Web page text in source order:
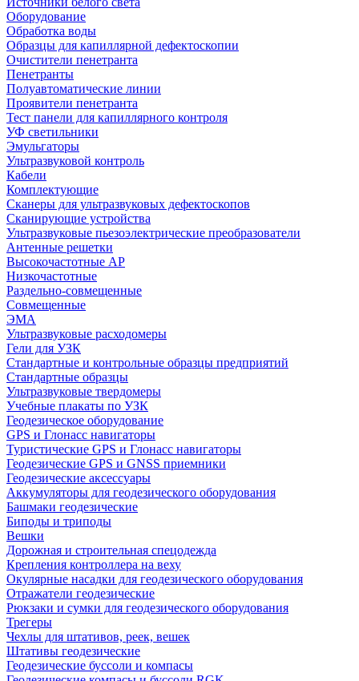
Оборудование
Обработка воды
Образцы для капиллярной дефектоскопии
Очистители пенетранта
Пенетранты
Полуавтоматические линии
Проявители пенетранта
Тест панели для капиллярного контроля
УФ светильники
Эмульгаторы
Ультразвуковой контроль
Кабели
Комплектующие
Сканеры для ультразвуковых дефектоскопов
Сканирующие устройства
Ультразвуковые пьезоэлектрические преобразователи
Антенные решетки
Высокочастотные АР
Низкочастотные
Раздельно-совмещенные
Совмещенные
ЭМА
Ультразвуковые расходомеры
Гели для УЗК
Стандартные и контрольные образцы предприятий
Стандартные образцы
Ультразвуковые твердомеры
Учебные плакаты по УЗК
Геодезическое оборудование
GPS и Глонасс навигаторы
Туристические GPS и Глонасс навигаторы
Геодезические GPS и GNSS приемники
Геодезические аксессуары
Аккумуляторы для геодезического оборудования
Башмаки геодезические
Биподы и триподы
Вешки
Дорожная и строительная спецодежда
Крепления контроллера на веху
Окулярные насадки для геодезического оборудования
Отражатели геодезические
Рюкзаки и сумки для геодезического оборудования
Трегеры
Чехлы для штативов, реек, вешек
Штативы геодезические
Геодезические буссоли и компасы